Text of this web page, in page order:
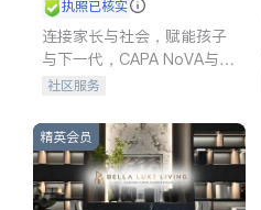
执照已核实
连接家长与社会，赋能孩子
与下一代，CAPA NoVA与您
携手建设包容、公平、充满
社区服务
精英会员